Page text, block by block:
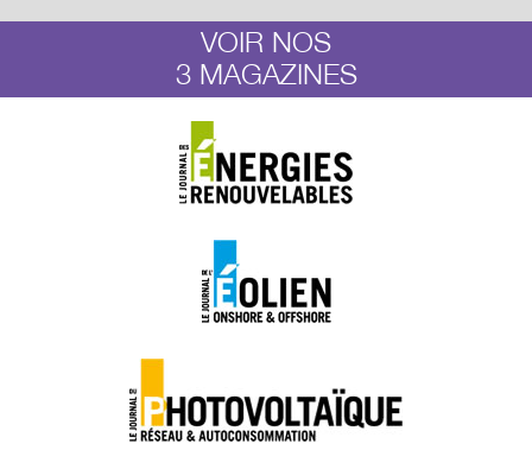
VOIR NOS
3 MAGAZINES